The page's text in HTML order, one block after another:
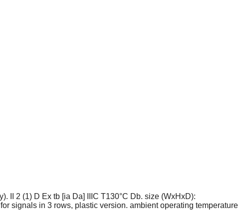
II 2 (1) D Ex tb [ia Da] IIIC T130°C Db. size (WxHxD):
signals in 3 rows, plastic version. ambient operating temperature